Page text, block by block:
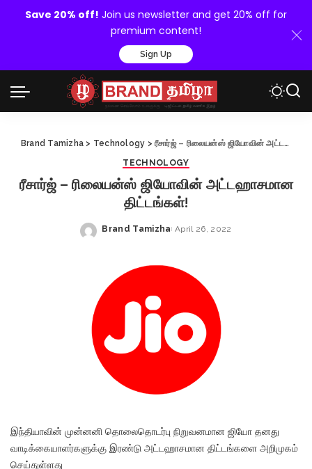
Save 20% off! Join us newsletter and get 20% off for
premium content!
Sign Up
Brand Tamizha > Technology > ரீசார்ஜ் – ரிலையன்ஸ் ஜியோவின் அட்டஹாசமான திட்டங்கள்!
TECHNOLOGY
ரீசார்ஜ் – ரிலையன்ஸ் ஜியோவின் அட்டஹாசமான
திட்டங்கள்!
Posted
Brand Tamizha April 26, 2022
இந்தியாவின் முன்னனி தொலைதொடர்பு நிறுவனமான ஜியோ தனது
வாடிக்கையாளர்களுக்கு இரண்டு அட்டஹாசமான திட்டங்களை அறிமுகம்
செய்துள்ளது